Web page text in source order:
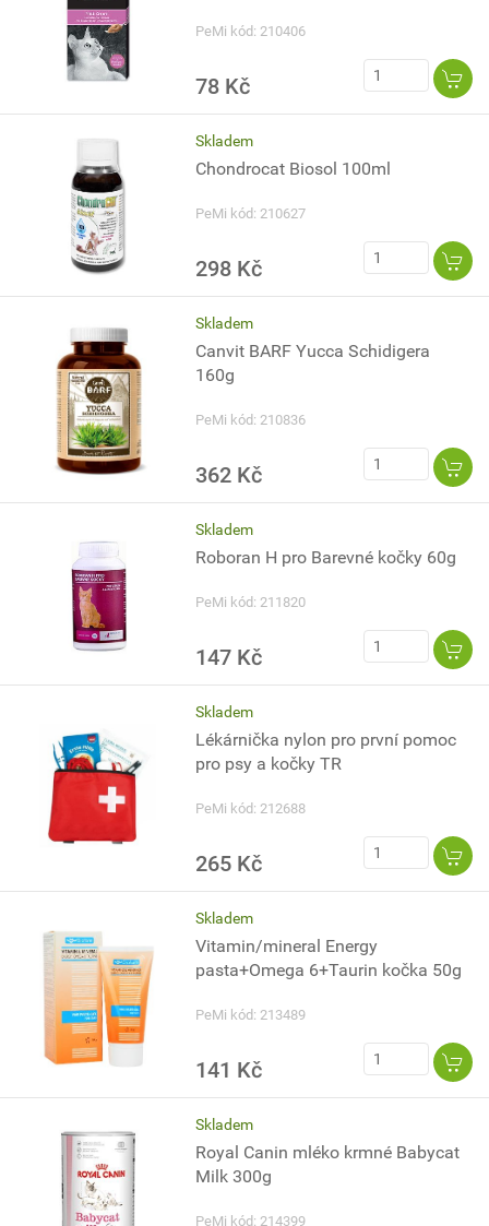
PeMi kód: 210406
78 Kč
Skladem
Chondrocat Biosol 100ml
PeMi kód: 210627
298 Kč
Skladem
Canvit BARF Yucca Schidigera
160g
PeMi kód: 210836
362 Kč
Skladem
Roboran H pro Barevné kočky 60g
PeMi kód: 211820
147 Kč
Skladem
Lékárnička nylon pro první pomoc
pro psy a kočky TR
PeMi kód: 212688
265 Kč
Skladem
Vitamin/mineral Energy
pasta+Omega 6+Taurin kočka 50g
PeMi kód: 213489
141 Kč
Skladem
Royal Canin mléko krmné Babycat
Milk 300g
PeMi kód: 214399